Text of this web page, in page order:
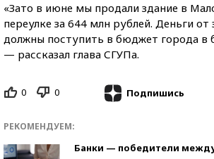
«Зато в июне мы продали здание в
переулке за 644 млн рублей. Деньги от
должны поступить в бюджет города в
— рассказал глава СГУПа.
0 0 Подпишись
РЕКОМЕНДУЕМ:
Банки — победители